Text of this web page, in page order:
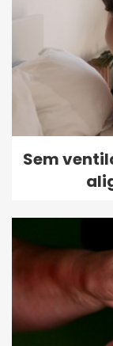
Sem